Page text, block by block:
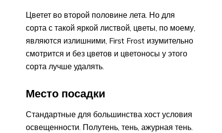
Цветет во второй половине лета. Но для
сорта с такой яркой листвой, цветы, по моему,
являются излишними, First Frost изумительно
смотрится и без цветов и цветоносы у этого
сорта лучше удалять.
Место посадки
Стандартные для большинства хост условия
освещенности. Полутень, тень, ажурная тень.